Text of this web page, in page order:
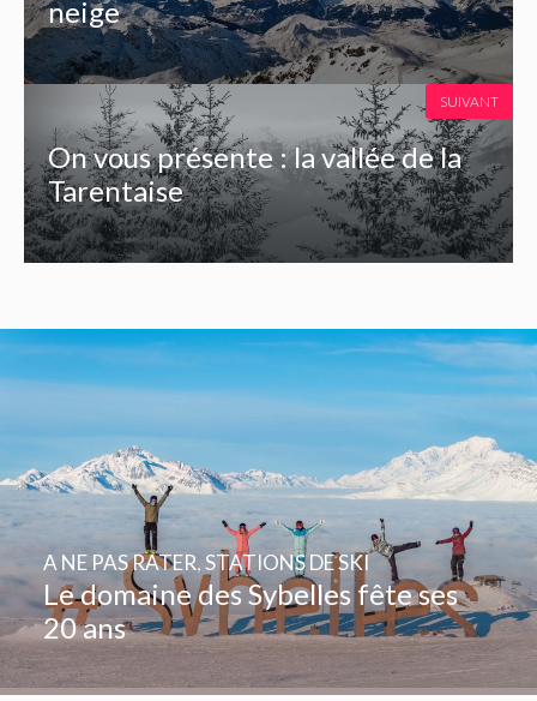
neige
On vous présente : la vallée de la
Tarentaise
SUIVANT
Le domaine des Sybelles fête ses
20 ans
A NE PAS RATER,STATIONS DE SKI